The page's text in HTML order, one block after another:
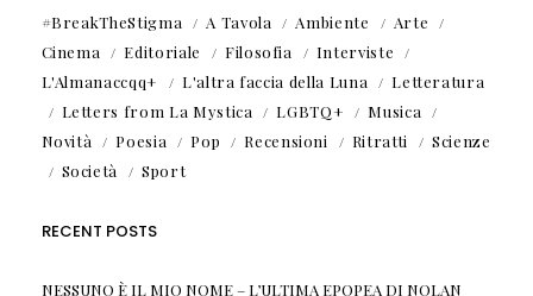
#BreakTheStigma A Tavola Ambiente
Arte
Cinema
Editoriale Filosofia
Interviste
L'Almanaccqq+
L'altra faccia della Luna
Letteratura
Letters from La Mystica
LGBTQ+
Musica
Novità
Poesia Pop Recensioni Ritratti
Scienze
Società
Sport
RECENT POSTS
NESSUNO È IL MIO NOME – L’ULTIMA EPOPEA DI NOLAN